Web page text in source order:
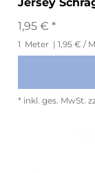
1,95 € *
1 Meter | 1,95 € /
* inkl. ges. MwSt.